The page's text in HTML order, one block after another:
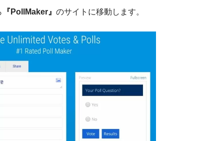
『PollMaker』 のサイトに移動します。